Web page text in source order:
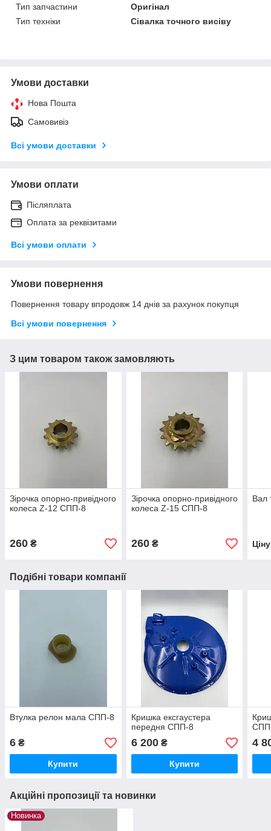
Тип запчастини
Оригінал
Тип техніки
Сівалка точного висіву
Умови доставки
Нова Пошта
Самовивіз
Всі умови доставки
Умови оплати
Післяплата
Оплата за реквізитами
Всі умови оплати
Умови повернення
Повернення товару впродовж 14 днів за рахунок покупця
Всі умови повернення
З цим товаром також замовляють
Зірочка опорно-привідного
колеса Z-12 СПП-8
260 ₴
Зірочка опорно-привідного
колеса Z-15 СПП-8
260₴
Вал
Подібні товари компанії
Втулка релон мала СПП-8
6 ₴
Купити
Кришка ексгаустера
передня СПП-8
6 200₴
Купити
4
Акційні пропозиції та новинки
Новинка